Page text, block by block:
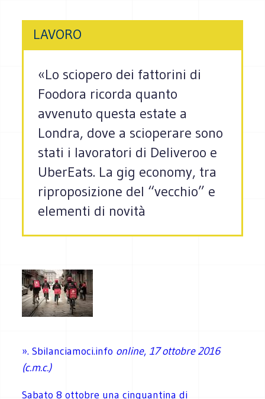
LAVORO
«Lo sciopero dei fattorini di
Foodora ricorda quanto
avvenuto questa estate a
Londra, dove a scioperare sono
stati i lavoratori di Deliveroo e
UberEats. La gig economy, tra
riproposizione del “vecchio” e
elementi di novità
». Sbilanciamoci.info online,17 ottobre 2016
(c.m.c.)
Sabato 8 ottobre una cinquantina di